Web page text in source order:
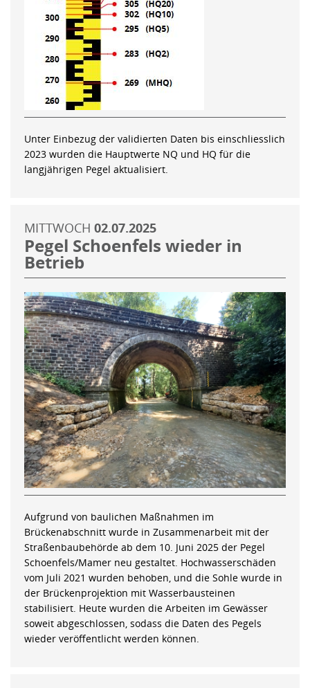
Unter Einbezug der validierten Daten bis einschliesslich
2023 wurden die Hauptwerte NQ und HQ für die
langjährigen Pegel aktualisiert.
MITTWOCH 02.07.2025
Pegel Schoenfels wieder in
Betrieb
Aufgrund von baulichen Maßnahmen im
Brückenabschnitt wurde in Zusammenarbeit mit der
Straßenbaubehörde ab dem 10. Juni 2025 der Pegel
Schoenfels/Mamer neu gestaltet. Hochwasserschäden
vom Juli 2021 wurden behoben, und die Sohle wurde in
der Brückenprojektion mit Wasserbausteinen
stabilisiert. Heute wurden die Arbeiten im Gewässer
soweit abgeschlossen, sodass die Daten des Pegels
wieder veröffentlicht werden können.